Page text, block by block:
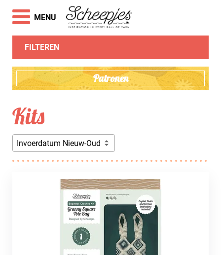
FILTEREN
Patronen
Kits
Invoerdatum Nieuw-Oud
MENU